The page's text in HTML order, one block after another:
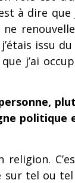
à dire que
issu
j’ai
politique
sur tel ou